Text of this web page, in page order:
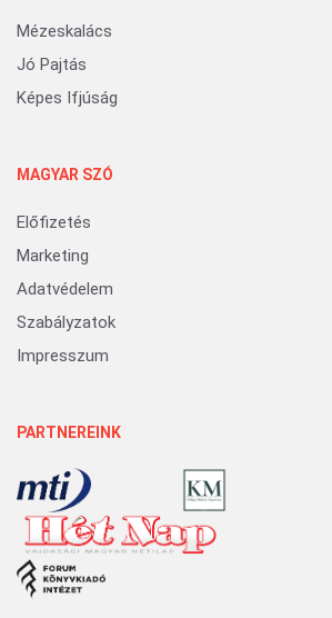
Mézeskalács
Jó Pajtás
Képes Ifjúság
MAGYAR SZÓ
Előfizetés
Marketing
Adatvédelem
Szabályzatok
Impresszum
PARTNEREINK